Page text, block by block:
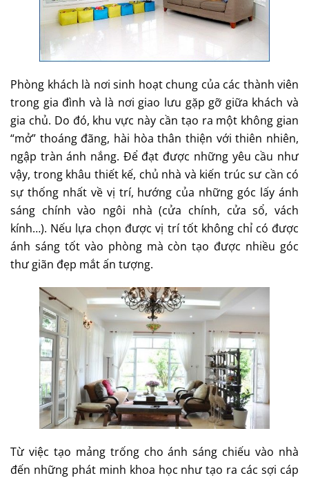
Phòng khách là nơi sinh hoạt chung của các thành viên
trong gia đình và là nơi giao lưu gặp gỡ giữa khách và
gia chủ. Do đó, khu vực này cần tạo ra một không gian
“mở” thoáng đãng, hài hòa thân thiện với thiên nhiên,
ngập tràn ánh nắng. Để đạt được những yêu cầu như
vậy, trong khâu thiết kế, chủ nhà và kiến trúc sư cần có
sự thống nhất về vị trí, hướng của những góc lấy ánh
sáng chính vào ngôi nhà (cửa chính, cửa sổ, vách
kính…). Nếu lựa chọn được vị trí tốt không chỉ có được
ánh sáng tốt vào phòng mà còn tạo được nhiều góc
thư giãn đẹp mắt ấn tượng.
Từ việc tạo mảng trống cho ánh sáng chiếu vào nhà
đến những phát minh khoa học như tạo ra các sợi cáp